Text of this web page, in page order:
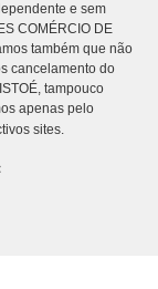
e sem
COMÉRCIO DE
também que não
cancelamento do
tampouco
apenas pelo
sites.